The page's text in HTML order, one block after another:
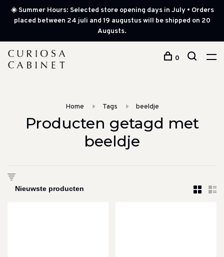
☀️ Summer Hours: Selected store opening days in July • Orders
placed between 24 juli and 19 augustus will be shipped on 20
Augusts.
0
Home Tags beeldje
Producten getagd met
beeldje